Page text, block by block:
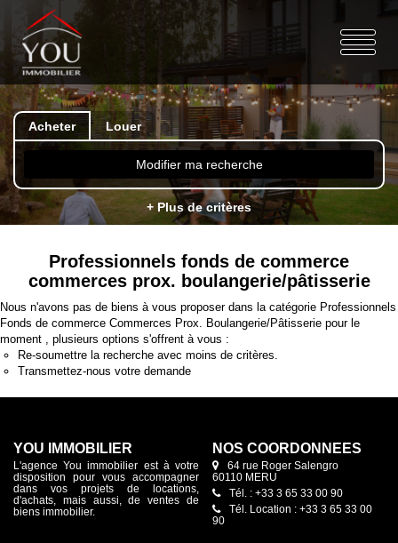
Acheter Louer
Modifier ma recherche
+ Plus de critères
Professionnels fonds de commerce
commerces prox. boulangerie/pâtisserie
Nous n'avons pas de biens à vous proposer dans la catégorie Professionnels
Fonds de commerce Commerces Prox. Boulangerie/Pâtisserie pour le
moment , plusieurs options s'offrent à vous :
Re-soumettre la recherche avec moins de critères.
Transmettez-nous votre demande
YOU IMMOBILIER
L'agence You immobilier est à votre
disposition pour vous accompagner
dans vos projets de locations,
d'achats, mais aussi, de ventes de
biens immobilier.
NOS COORDONNÉES
64 rue Roger Salengro
60110 MERU
Tél. : +33 3 65 33 00 90
Tél. Location : +33 3 65 33 00
90